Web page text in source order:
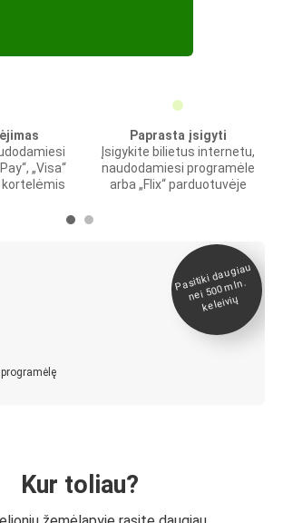
„Visa“
Paprasta įsigyti
Įsigykite bilietus internetu,
naudodamiesi programėle
arba „Flix“ parduotuvėje
Pasitiki daugiau
nei 500
mln.
keleivių
Kur toliau?